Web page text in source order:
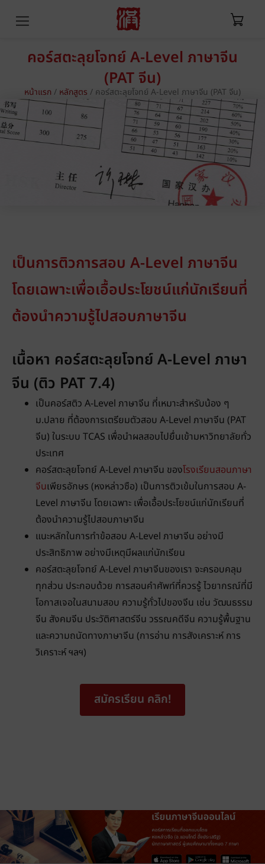
คอร์สตะลุยโจทย์ A-Level ภาษาจีน
(PAT จีน)
หน้าแรก / หลักสูตร / คอร์สตะลุยโจทย์ A-Level ภาษาจีน (PAT จีน)
เป็นการติวการสอบ A-Level ภาษาจีน
โดยเฉพาะเพื่อเอื้อประโยชน์แก่นักเรียนที่
ต้องนำความรู้ไปสอบภาษาจีน
เนื้อหา คอร์สตะลุยโจทย์ A-Level ภาษา
จีน (ติว PAT 7.4)
เป็นคอร์สติว A-Level ภาษาจีน ที่เหมาะสำหรับน้อง ๆ
ม.ปลาย ที่ต้องการเตรียมตัวสอบ A-Level ภาษาจีน (PAT
จีน) ในระบบ TCAS เพื่อนำผลสอบไปยื่นเข้ามหาวิทยาลัยทั่ว
ประเทศ
คอร์สตะลุยโจทย์ A-Level ภาษาจีน ของโรงเรียนสอนภาษา
จีนเพียรอักษร (หงหล่าวซือ) เป็นการติวเข้มในการสอบ A-
Level ภาษาจีน โดยเฉพาะ เพื่อเอื้อประโยชน์แก่นักเรียนที่
ต้องนำความรู้ไปสอบภาษาจีน
แนะหลักในการทำข้อสอบ A-Level ภาษาจีน อย่างมี
ประสิทธิภาพ อย่างมีเหตุมีผลแก่นักเรียน
คอร์สตะลุยโจทย์ A-Level ภาษาจีนของเรา จะครอบคลุม
ทุกส่วน ประกอบด้วย การสอนคำศัพท์ที่ควรรู้ ไวยากรณ์ที่มี
โอกาสเจอในสนามสอบ ความรู้ทั่วไปของจีน เช่น วัฒนธรรม
จีน สังคมจีน ประวัติศาสตร์จีน วรรณคดีจีน ความรู้พื้นฐาน
และความถนัดทางภาษาจีน (การอ่าน การสังเคราะห์ การ
วิเคราะห์ ฯลฯ)
สมัครเรียน คลิก!